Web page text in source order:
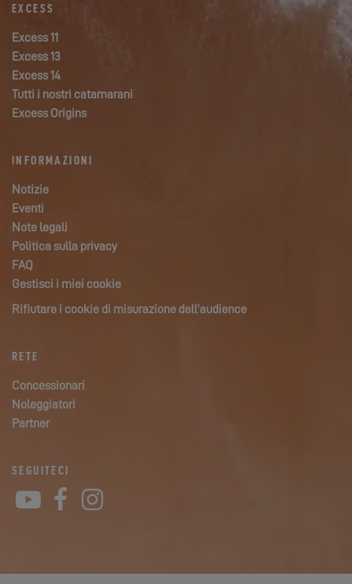
EXCESS
Excess 11
Excess 13
Excess 14
Tutti i nostri catamarani
Excess Origins
INFORMAZIONI
Notizie
Eventi
Note legali
Politica sulla privacy
FAQ
Gestisci i miei cookie
Rifiutare i cookie di misurazione dell’audience
RETE
Concessionari
Noleggiatori
Partner
SEGUITECI
YouTube
Facebook
Instagram